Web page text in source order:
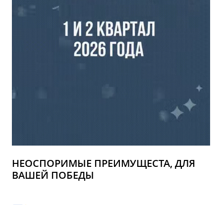
НЕОСПОРИМЫЕ ПРЕИМУЩЕСТА, ДЛЯ
ВАШЕЙ ПОБЕДЫ